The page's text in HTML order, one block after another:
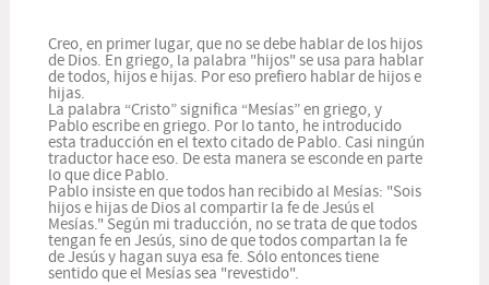
Creo, en primer lugar, que no se debe hablar de los hijos
de Dios. En griego, la palabra "hijos" se usa para hablar
de todos, hijos e hijas. Por eso prefiero hablar de hijos e
hijas.
La palabra “Cristo” significa “Mesías” en griego, y
Pablo escribe en griego. Por lo tanto, he introducido
esta traducción en el texto citado de Pablo. Casi ningún
traductor hace eso. De esta manera se esconde en parte
lo que dice Pablo.
Pablo insiste en que todos han recibido al Mesías: "Sois
hijos e hijas de Dios al compartir la fe de Jesús el
Mesías." Según mi traducción, no se trata de que todos
tengan fe en Jesús, sino de que todos compartan la fe
de Jesús y hagan suya esa fe. Sólo entonces tiene
sentido que el Mesías sea "revestido".